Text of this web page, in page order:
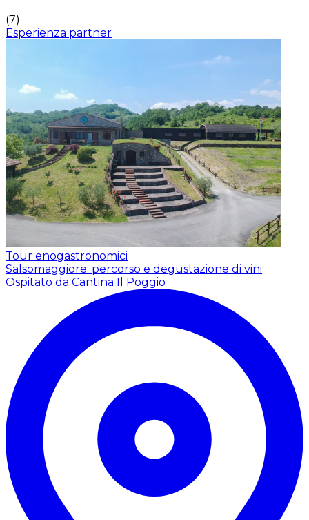
(7)
Esperienza partner
Tour enogastronomici
Salsomaggiore: percorso e degustazione di vini
Ospitato da Cantina Il Poggio